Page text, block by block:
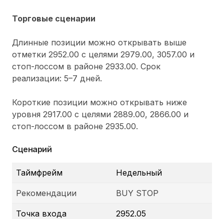
Торговые сценарии
Длинные позиции можно открывать выше
отметки 2952.00 с целями 2979.00, 3057.00 и
стоп-лоссом в районе 2933.00. Срок
реализации: 5–7 дней.
Короткие позиции можно открывать ниже
уровня 2917.00 с целями 2889.00, 2866.00 и
стоп-лоссом в районе 2935.00.
Сценарий
Таймфрейм Недельный
Рекомендации BUY STOP
Точка входа 2952.05